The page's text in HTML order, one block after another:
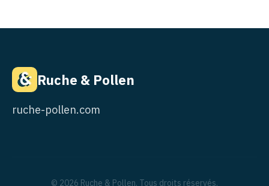
Ruche & Pollen
ruche-pollen.com
© 2026 Ruche & Pollen. Tous droits réservés.